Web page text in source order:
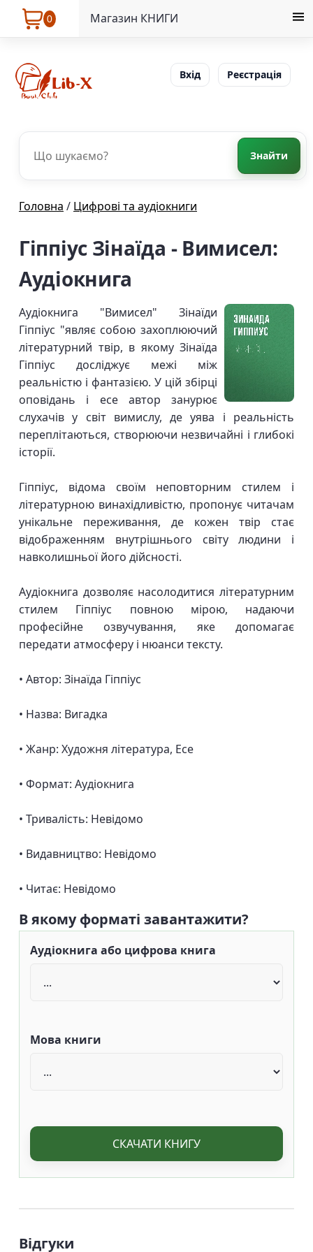
0 Магазин КНИГИ
Вхід Реєстрація
Знайти
Головна / Цифрові та аудіокниги
Гіппіус Зінаїда - Вимисел:
Аудіокнига
Аудіокнига "Вимисел" Зінаїди
Гіппіус "являє собою захоплюючий
літературний твір, в якому Зінаїда
Гіппіус досліджує межі між
реальністю і фантазією. У цій збірці
оповідань і есе автор занурює
слухачів у світ вимислу, де уява і реальність
переплітаються, створюючи незвичайні і глибокі
історії.
Гіппіус, відома своїм неповторним стилем і
літературною винахідливістю, пропонує читачам
унікальне переживання, де кожен твір стає
відображенням внутрішнього світу людини і
навколишньої його дійсності.
Аудіокнига дозволяє насолодитися літературним
стилем Гіппіус повною мірою, надаючи
професійне озвучування, яке допомагає
передати атмосферу і нюанси тексту.
• Автор: Зінаїда Гіппіус
• Назва: Вигадка
• Жанр: Художня література, Есе
• Формат: Аудіокнига
• Тривалість: Невідомо
• Видавництво: Невідомо
• Читає: Невідомо
В якому форматі завантажити?
Аудіокнига або цифрова книга
Мова книги
СКАЧАТИ КНИГУ
Відгуки